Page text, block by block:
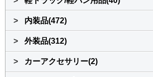
> 内装品(472)
> 外装品(312)
> カーアクセサリー(2)